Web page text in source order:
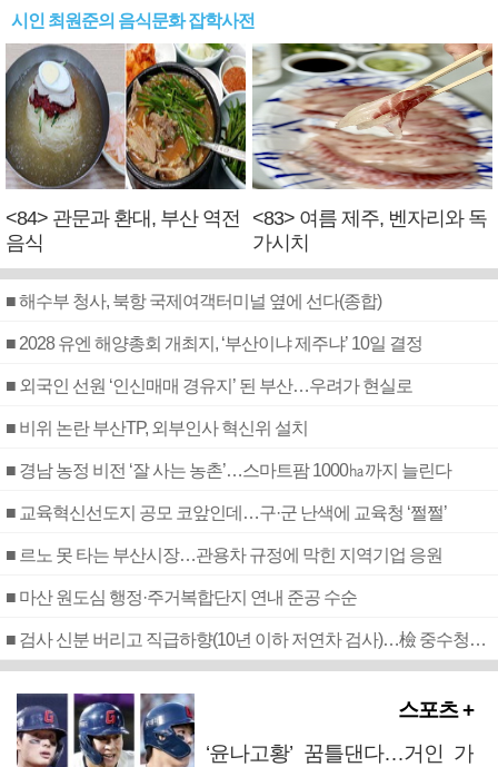
시인 최원준의 음식문화 잡학사전
<84> 관문과 환대, 부산 역전
음식
<83> 여름 제주, 벤자리와 독
가시치
■ 해수부 청사, 북항 국제여객터미널 옆에 선다(종합)
■ 2028 유엔 해양총회 개최지, ‘부산이냐 제주냐’ 10일 결정
■ 외국인 선원 ‘인신매매 경유지’ 된 부산…우려가 현실로
■ 비위 논란 부산TP, 외부인사 혁신위 설치
■ 경남 농정 비전 ‘잘 사는 농촌’…스마트팜 1000㏊까지 늘린다
■ 교육혁신선도지 공모 코앞인데…구·군 난색에 교육청 ‘쩔쩔’
■ 르노 못 타는 부산시장…관용차 규정에 막힌 지역기업 응원
■ 마산 원도심 행정·주거복합단지 연내 준공 수순
■ 검사 신분 버리고 직급하향(10년 이하 저연차 검사)…檢 중수청행 기피
스포츠 +
‘윤나고황’ 꿈틀댄다…거인 가